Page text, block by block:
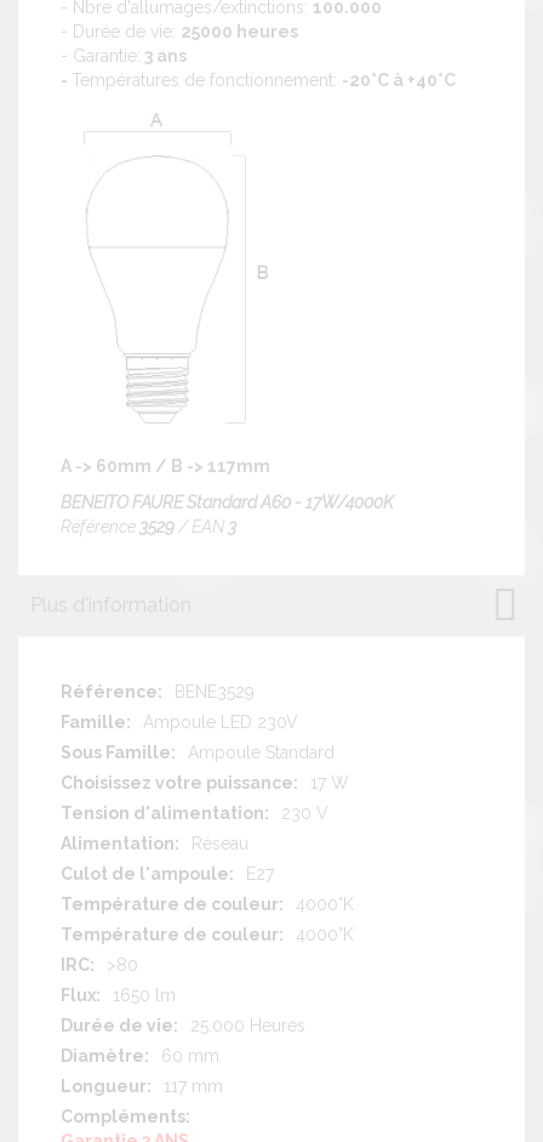
- Nbre d'allumages/extinctions: 100.000
- Durée de vie: 25000 heures
- Garantie: 3 ans
- Températures de fonctionnement: -20°C à +40°C
A -> 60mm / B -> 117mm
BENEITO FAURE Standard A60 - 17W/4000K
Référence3529/ EAN3
Plus d'information
Plus
d'information
BENE3529
Ampoule LED 230V
Ampoule Standard
17 W
230 V
Réseau
E27
4000°K
4000°K
>80
1650 lm
25.000 Heures
60 mm
117 mm